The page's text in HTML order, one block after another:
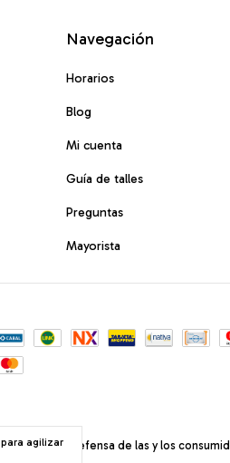
para agilizar
Navegación
Horarios
Blog
Mi cuenta
Guía de talles
Preguntas
Mayorista
Defensa de las y los